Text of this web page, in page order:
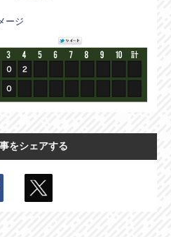
ージ
をシェアする